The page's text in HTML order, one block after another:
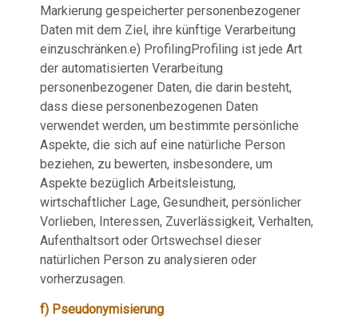
Markierung gespeicherter personenbezogener
Daten mit dem Ziel, ihre künftige Verarbeitung
einzuschränken.e) ProfilingProfiling ist jede Art
der automatisierten Verarbeitung
personenbezogener Daten, die darin besteht,
dass diese personenbezogenen Daten
verwendet werden, um bestimmte persönliche
Aspekte, die sich auf eine natürliche Person
beziehen, zu bewerten, insbesondere, um
Aspekte bezüglich Arbeitsleistung,
wirtschaftlicher Lage, Gesundheit, persönlicher
Vorlieben, Interessen, Zuverlässigkeit, Verhalten,
Aufenthaltsort oder Ortswechsel dieser
natürlichen Person zu analysieren oder
vorherzusagen.
f) Pseudonymisierung